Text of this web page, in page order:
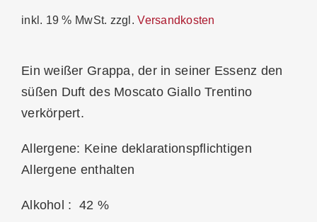
inkl. 19 % MwSt. zzgl.Versandkosten
Ein weißer Grappa, der in seiner Essenz den
süßen Duft des Moscato Giallo Trentino
verkörpert.
Allergene: Keine deklarationspflichtigen
Allergene enthalten
Alkohol : 42 %